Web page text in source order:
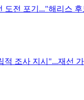
도전 포기..."해리스
적 조사 지시"...재선